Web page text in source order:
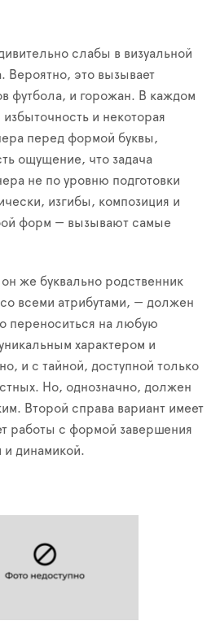
слабы в визуальной
Вероятно, это вызывает
футбола, и горожан. В каждом
избыточность и некоторая
перед формой буквы,
ощущение, что задача
не по уровню подготовки
изгибы, композиция и
форм — вызывают самые
же буквально родственник
со всеми атрибутами, — должен
переноситься на любую
характером и
и с тайной, доступной только
Но, однозначно, должен
Второй справа вариант имеет
работы с формой завершения
и динамикой.